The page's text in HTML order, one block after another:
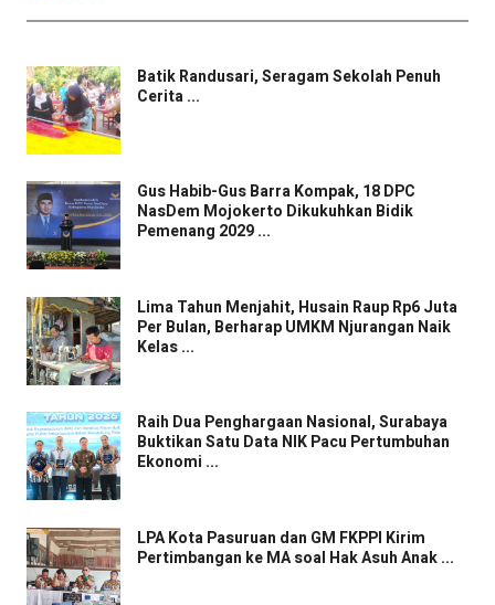
Batik Randusari, Seragam Sekolah Penuh
Cerita ...
Gus Habib-Gus Barra Kompak, 18 DPC
NasDem Mojokerto Dikukuhkan Bidik
Pemenang 2029 ...
Lima Tahun Menjahit, Husain Raup Rp6 Juta
Per Bulan, Berharap UMKM Njurangan Naik
Kelas ...
Raih Dua Penghargaan Nasional, Surabaya
Buktikan Satu Data NIK Pacu Pertumbuhan
Ekonomi ...
LPA Kota Pasuruan dan GM FKPPI Kirim
Pertimbangan ke MA soal Hak Asuh Anak ...